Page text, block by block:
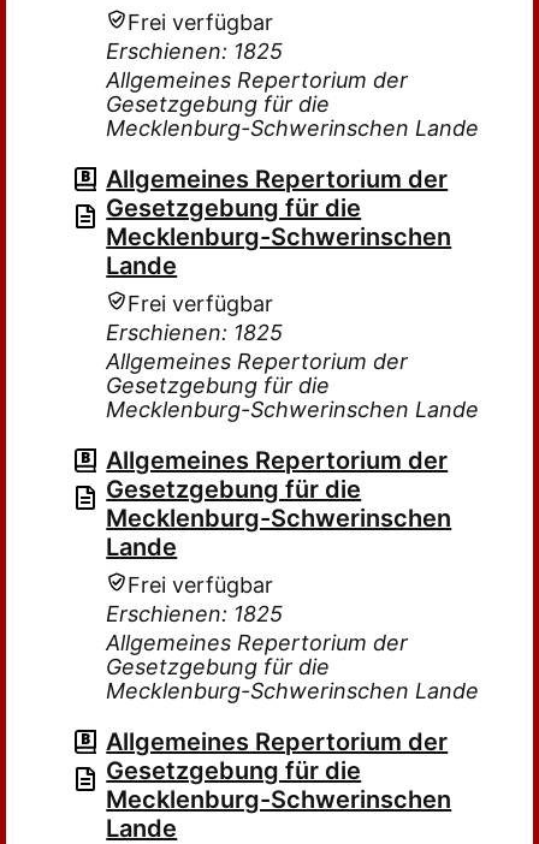
Frei verfügbar
Erschienen: 1825
Allgemeines Repertorium der
Gesetzgebung für die
Mecklenburg-Schwerinschen Lande
Allgemeines Repertorium der
Gesetzgebung für die
Mecklenburg-Schwerinschen
Lande
Frei verfügbar
Erschienen: 1825
Allgemeines Repertorium der
Gesetzgebung für die
Mecklenburg-Schwerinschen Lande
Allgemeines Repertorium der
Gesetzgebung für die
Mecklenburg-Schwerinschen
Lande
Frei verfügbar
Erschienen: 1825
Allgemeines Repertorium der
Gesetzgebung für die
Mecklenburg-Schwerinschen Lande
Allgemeines Repertorium der
Gesetzgebung für die
Mecklenburg-Schwerinschen
Lande